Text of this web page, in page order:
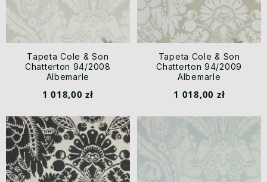
Tapeta Cole & Son
Chatterton 94/2008
Albemarle
1 018,00 zł
Tapeta Cole & Son
Chatterton 94/2009
Albemarle
1 018,00 zł